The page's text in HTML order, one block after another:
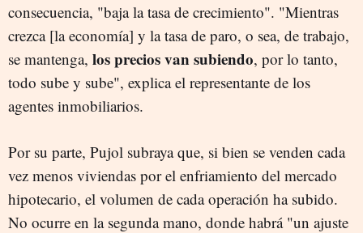
consecuencia, "baja la tasa de crecimiento". "Mientras
crezca [la economía] y la tasa de paro, o sea, de trabajo,
se mantenga, los precios van subiendo, por lo tanto,
todo sube y sube", explica el representante de los
agentes inmobiliarios.
Por su parte, Pujol subraya que, si bien se venden cada
vez menos viviendas por el enfriamiento del mercado
hipotecario, el volumen de cada operación ha subido.
No ocurre en la segunda mano, donde habrá "un ajuste